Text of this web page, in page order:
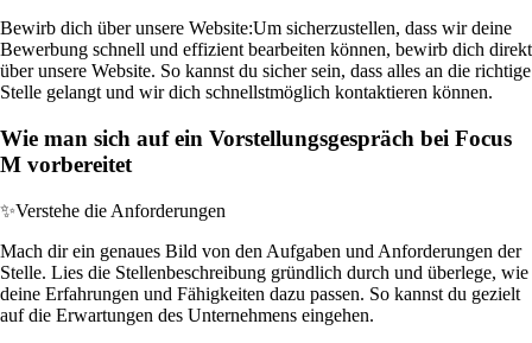
Bewirb dich über unsere Website:Um sicherzustellen, dass wir deine
Bewerbung schnell und effizient bearbeiten können, bewirb dich direkt
über unsere Website. So kannst du sicher sein, dass alles an die richtige
Stelle gelangt und wir dich schnellstmöglich kontaktieren können.
Wie man sich auf ein Vorstellungsgespräch bei Focus
M vorbereitet
✨Verstehe die Anforderungen
Mach dir ein genaues Bild von den Aufgaben und Anforderungen der
Stelle. Lies die Stellenbeschreibung gründlich durch und überlege, wie
deine Erfahrungen und Fähigkeiten dazu passen. So kannst du gezielt
auf die Erwartungen des Unternehmens eingehen.